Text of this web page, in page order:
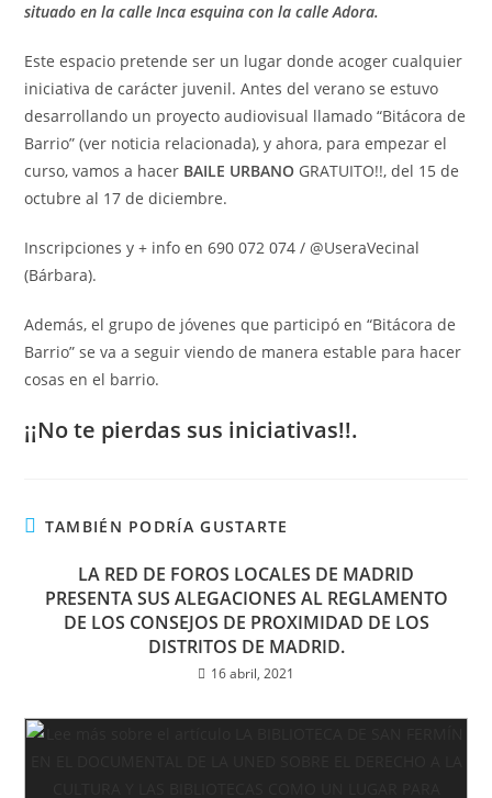
situado en la calle Inca esquina con la calle Adora.
Este espacio pretende ser un lugar donde acoger cualquier
iniciativa de carácter juvenil. Antes del verano se estuvo
desarrollando un proyecto audiovisual llamado “Bitácora de
Barrio” (ver noticia relacionada), y ahora, para empezar el
curso, vamos a hacer BAILE URBANO GRATUITO!!, del 15 de
octubre al 17 de diciembre.
Inscripciones y + info en 690 072 074 / @UseraVecinal
(Bárbara).
Además, el grupo de jóvenes que participó en “Bitácora de
Barrio” se va a seguir viendo de manera estable para hacer
cosas en el barrio.
¡¡No te pierdas sus iniciativas!!.
TAMBIÉN PODRÍA GUSTARTE
LA RED DE FOROS LOCALES DE MADRID
PRESENTA SUS ALEGACIONES AL REGLAMENTO
DE LOS CONSEJOS DE PROXIMIDAD DE LOS
DISTRITOS DE MADRID.
16 abril, 2021